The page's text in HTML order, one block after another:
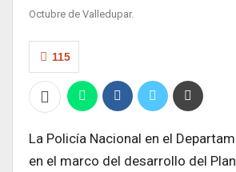
Octubre de Valledupar.
115
La Policía Nacional en el
en el marco del desarrollo del